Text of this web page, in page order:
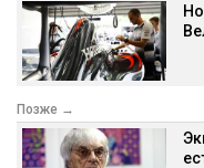
Позже →